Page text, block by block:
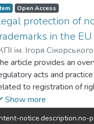
Open Access
protection of
in the EU
ім. Ігоря Сікорського
Daniel;Popova,
Ivo
article provides an
acts and practice
to registration of
trademarks.
position, pattern,
Show more
notice.description.no-